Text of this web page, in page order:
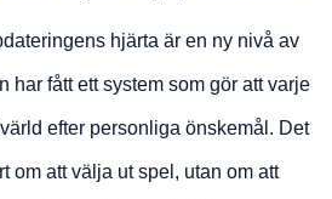
hjärta är en ny nivå av
har fått ett system som gör att varje
efter personliga önskemål. Det
om att välja ut spel, utan om att